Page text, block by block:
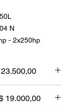
N
- 2x250hp
19.000,00